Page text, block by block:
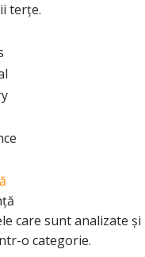
terțe.
care sunt analizate și
o categorie.